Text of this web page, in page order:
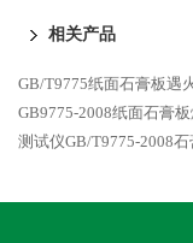
相关产品
GB/T9775纸面石膏板遇
GB9775-2008纸面石膏
测试仪GB/T9775-2008